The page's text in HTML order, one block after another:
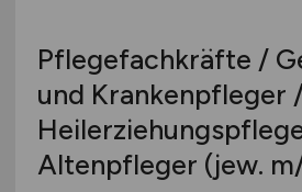
Pflegefachkräfte /
und Krankenpfleger
Altenpfleger (jew.